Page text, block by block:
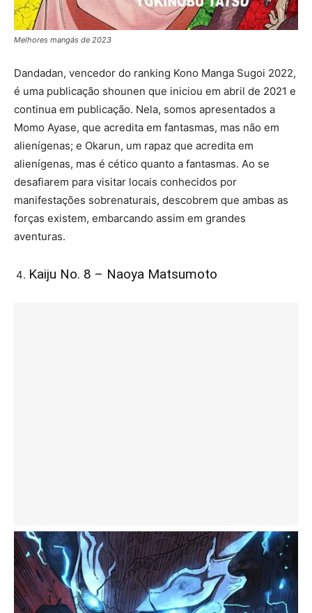
Melhores mangás de 2023
Dandadan, vencedor do ranking Kono Manga Sugoi 2022,
é uma publicação shounen que iniciou em abril de 2021 e
continua em publicação. Nela, somos apresentados a
Momo Ayase, que acredita em fantasmas, mas não em
alienígenas; e Okarun, um rapaz que acredita em
alienígenas, mas é cético quanto a fantasmas. Ao se
desafiarem para visitar locais conhecidos por
manifestações sobrenaturais, descobrem que ambas as
forças existem, embarcando assim em grandes
aventuras.
Kaiju No. 8 – Naoya Matsumoto